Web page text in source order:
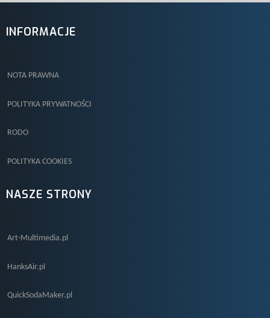
INFORMACJE
NOTA PRAWNA
POLITYKA PRYWATNOŚCI
RODO
POLITYKA COOKIES
NASZE STRONY
Art-Multimedia.pl
HanksAir.pl
QuickSodaMaker.pl